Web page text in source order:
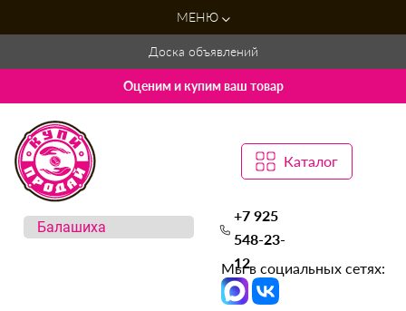
МЕНЮ
Доска объявлений
Оценим и купим ваш товар
Каталог
+7 925
548-23-
12
Мы в социальных сетях: